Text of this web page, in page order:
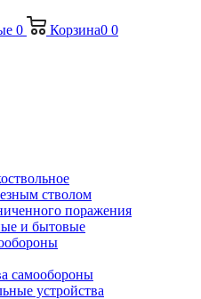
0 Корзина0 0
стволом
поражения
и бытовые
самообороны
устройства